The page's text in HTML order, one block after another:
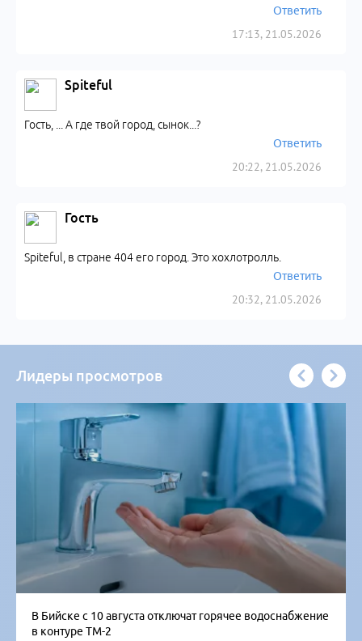
17:13, 21.05.2026
Ответить
Spiteful
20:22, 21.05.2026
Гость, ... А где твой город, сынок...?
Ответить
Гость
20:32, 21.05.2026
Spiteful, в стране 404 его город. Это хохлотролль.
Ответить
Лидеры просмотров
В Бийске с 10 августа отключат горячее водоснабжение
в контуре ТМ-2